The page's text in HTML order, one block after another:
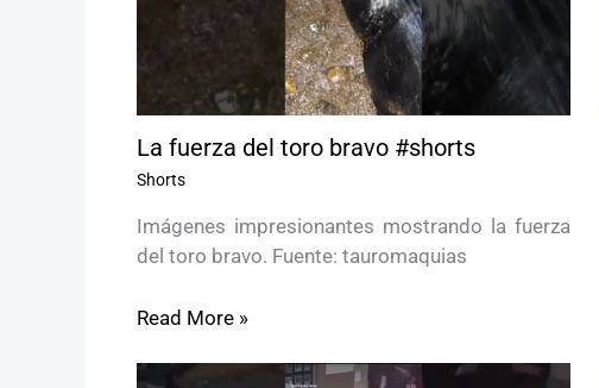
La fuerza del toro bravo #shorts
Shorts
Imágenes impresionantes mostrando la fuerza
del toro bravo. Fuente: tauromaquias
Read More »